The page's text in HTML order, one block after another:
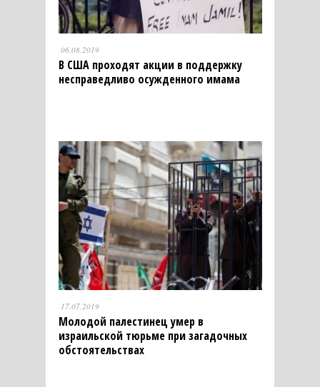
06.08.2019
В США проходят акции в поддержку
несправедливо осужденного имама
17.07.2019
Молодой палестинец умер в
израильской тюрьме при загадочных
обстоятельствах